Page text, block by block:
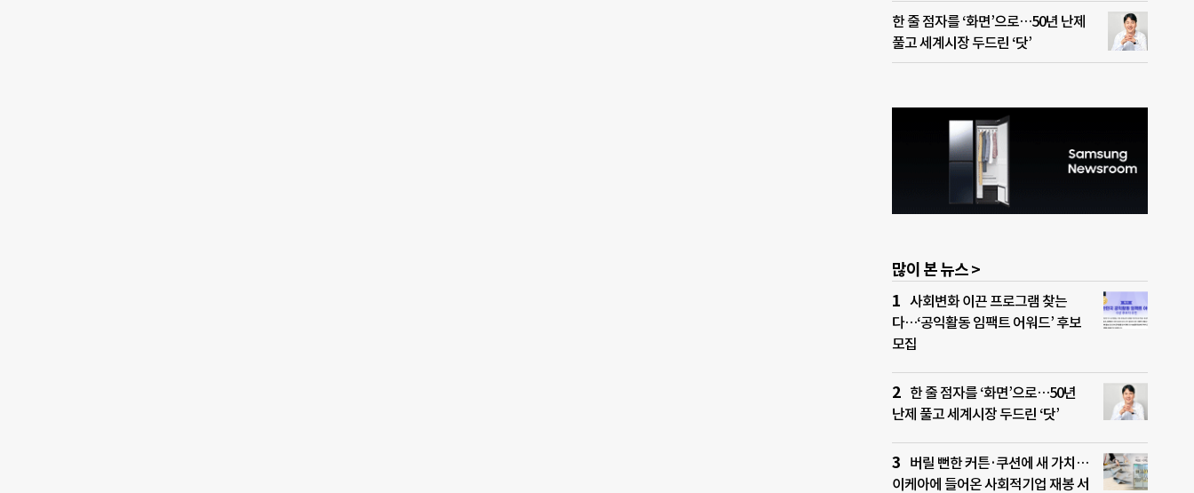
한 줄 점자를 ‘화면’으로…50년 난제
풀고 세계시장 두드린 ‘닷’
많이 본 뉴스 >
사회변화 이끈 프로그램 찾는
다…‘공익활동 임팩트 어워드’ 후보
모집
한 줄 점자를 ‘화면’으로…50년
난제 풀고 세계시장 두드린 ‘닷’
버릴 뻔한 커튼·쿠션에 새 가치…
이케아에 들어온 사회적기업 재봉 서